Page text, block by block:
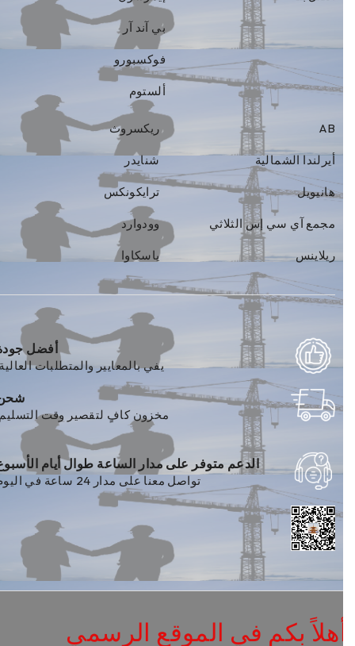
بي آند آر
فوكسبورو
ألستوم
AB
أيرلندا الشمالية
هانيويل
مجمع آي سي إس الثلاثي
ريلاينس
ريكسروث
شنايدر
ترايكونكس
وودوارد
ياسكاوا
أفضل جودة
يفي بالمعايير والمتطلبات العالية.
شحن
مخزون كافٍ لتقصير وقت التسليم.
الدعم متوفر على مدار الساعة طوال أيام الأسبوع
تواصل معنا على مدار 24 ساعة في اليوم
بكم في الموقع الرسمي